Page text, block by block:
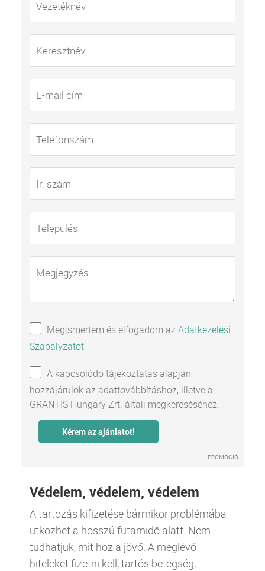
Megismertem és elfogadom azAdatkezelési
Szabályzatot
A kapcsolódó tájékoztatás alapján
hozzájárulok az adattovábbításhoz, illetve a
GRANTIS Hungary Zrt. általi megkereséséhez.
PROMÓCIÓ
Védelem, védelem, védelem
A tartozás kifizetése bármikor problémába
ütközhet a hosszú futamidő alatt. Nem
tudhatjuk, mit hoz a jövő. A meglévő
hiteleket fizetni kell, tartós betegség,